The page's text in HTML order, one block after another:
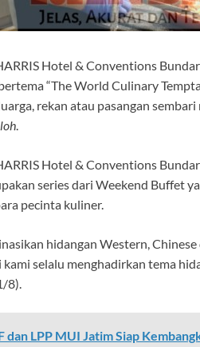
Hotel & Conventions
“The World Culinary
rekan atau pasangan
loh.
Hotel & Conventions
series dari Weekend Buffet
pecinta kuliner.
hidangan Western,
selalu menghadirkan tema
8).
dan LPP MUI Jatim Siap